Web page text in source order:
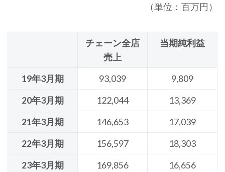
（単位：百万円）
チェーン全店
売上
当期純利益
19年3月期 93,039
9,809
20年3月期
122,044
13,369
21年3月期
146,653
17,039
22年3月期
156,597
18,303
23年3月期
169,856
16,656